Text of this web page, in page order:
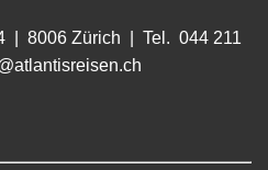
| 8006 Zürich | Tel. 044 211